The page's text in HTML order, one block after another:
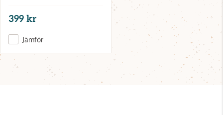
399 kr
Jämför